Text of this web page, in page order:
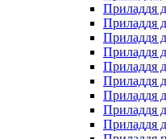
Приладдя
Приладдя
Приладдя
Приладдя
Приладдя
Приладдя
Приладдя
Приладдя
Приладдя